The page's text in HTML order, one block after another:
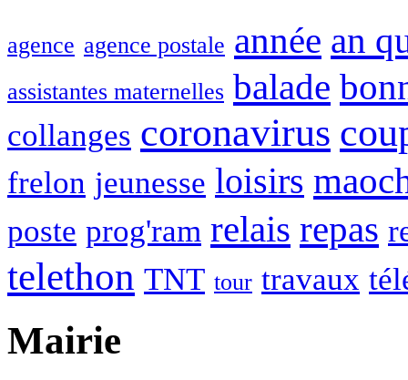
agence agence postale année an
assistantes maternelles balade
collanges coronavirus
frelon jeunesse loisirs
poste prog'ram relais repas
telethon TNT tour travaux
Mairie